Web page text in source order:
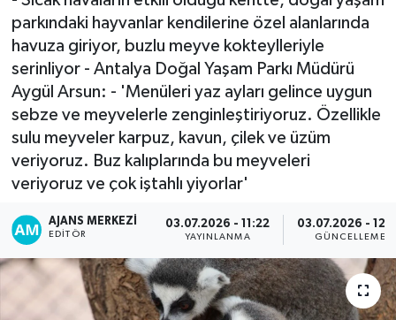
parkındaki hayvanlar kendilerine özel alanlarında
havuza giriyor, buzlu meyve kokteylleriyle
serinliyor - Antalya Doğal Yaşam Parkı Müdürü
Aygül Arsun: - 'Menüleri yaz ayları gelince uygun
sebze ve meyvelerle zenginleştiriyoruz. Özellikle
sulu meyveler karpuz, kavun, çilek ve üzüm
veriyoruz. Buz kalıplarında bu meyveleri
veriyoruz ve çok iştahlı yiyorlar'
AJANS MERKEZI
EDITÖR
03.07.2026 - 11:22
YAYINLANMA
03.07.2026 -
GÜNCELLEME